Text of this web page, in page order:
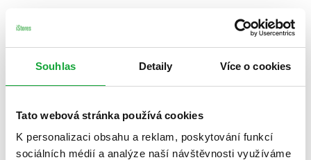
Souhlas Detaily Více o cookies
Tato webová stránka používá cookies
K personalizaci obsahu a reklam, poskytování funkcí
sociálních médií a analýze naší návštěvnosti využíváme